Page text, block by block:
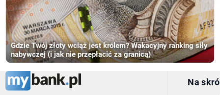
Gdzie Twój złoty wciąż jest królem? Wakacyjny ranking siły
nabywczej (i jak nie przepłacić za granicą)
Na